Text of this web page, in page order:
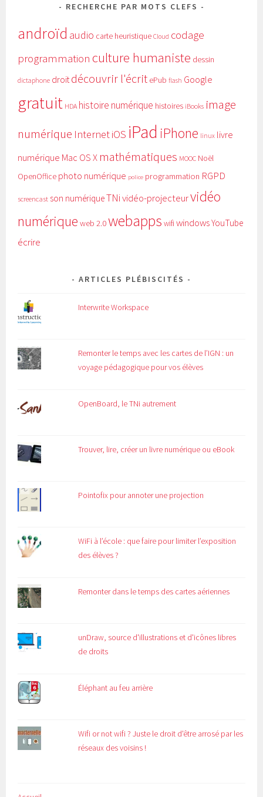
RECHERCHE PAR MOTS CLEFS
androïd audio carte heuristique Cloud codage
programmation culture humaniste dessin
dictaphone droitdécouvrir l'écrit ePub flash Google
gratuit HDA histoire numérique histoires iBooks image
numérique InternetiOS iPad iPhone linux livre
numérique Mac OS X mathématiques MOOC Noël
OpenOffice photo numérique police programmation RGPD
screencast son numériqueTNi vidéo-projecteurvidéo
numérique web 2.0webapps wifi windowsYouTube
écrire
ARTICLES PLÉBISCITÉS
Interwrite Workspace
Remonter le temps avec les cartes de l’IGN : un
voyage pédagogique pour vos élèves
OpenBoard, le TNi autrement
Trouver, lire, créer un livre numérique ou eBook
Pointofix pour annoter une projection
WiFi à l’école : que faire pour limiter l’exposition
des élèves ?
Remonter dans le temps des cartes aériennes
unDraw, source d'illustrations et d'icônes libres
de droits
Éléphant au feu arrière
Wifi or not wifi ? Juste le droit d'être arrosé par les
réseaux des voisins !